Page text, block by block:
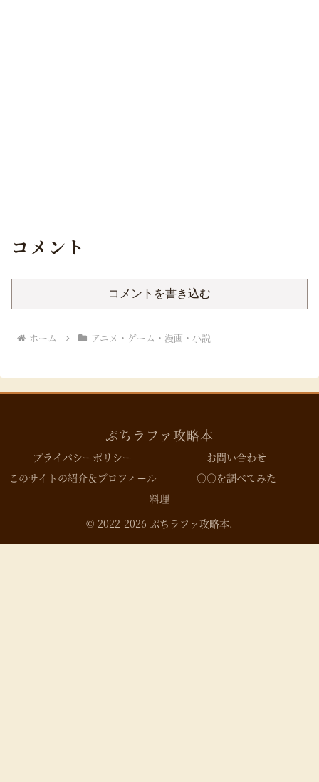
コメント
コメントを書き込む
ホーム アニメ・ゲーム・漫画・小説
ぷちラファ攻略本
プライバシーポリシー
お問い合わせ
このサイトの紹介＆プロフィール
○○を調べてみた
料理
© 2022-2026 ぷちラファ攻略本.